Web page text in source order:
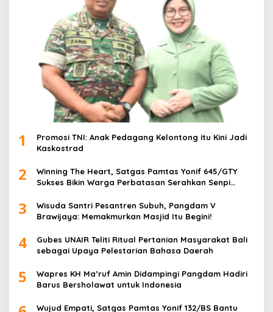
1
Promosi TNI: Anak Pedagang Kelontong itu Kini Jadi
Kaskostrad
2
Winning The Heart, Satgas Pamtas Yonif 645/GTY
Sukses Bikin Warga Perbatasan Serahkan Senpi
3
Wisuda Santri Pesantren Subuh, Pangdam V
Brawijaya: Memakmurkan Masjid Itu Begini!
4
Gubes UNAIR Teliti Ritual Pertanian Masyarakat Bali
sebagai Upaya Pelestarian Bahasa Daerah
5
Wapres KH Ma’ruf Amin Didampingi Pangdam Hadiri
Barus Bersholawat untuk Indonesia
Wujud Empati, Satgas Pamtas Yonif 132/BS Bantu